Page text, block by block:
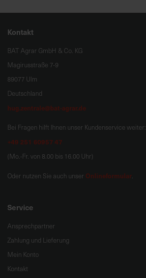
Kontakt
BAT Agrar GmbH & Co. KG
Magirusstraße 7-9
89077 Ulm
Deutschland
hug.zentrale@bat-agrar.de
Bei Fragen hilft Ihnen unser Kundenservice weiter:
+49 251 60957 47
(Mo.-Fr. von 8.00 bis 16.00 Uhr)
Oder nutzen Sie auch unser Onlineformular.
Service
Ansprechpartner
Zahlung und Lieferung
Mein Konto
Kontakt